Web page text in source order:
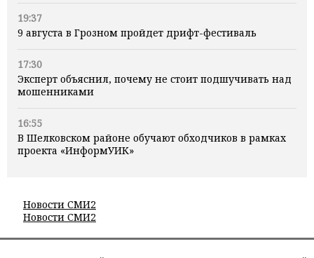
19:37
9 августа в Грозном пройдет дрифт-фестиваль
17:30
Эксперт объяснил, почему не стоит подшучивать над
мошенниками
16:55
В Шелковском районе обучают обходчиков в рамках
проекта «ИнформУИК»
Новости СМИ2
Новости СМИ2